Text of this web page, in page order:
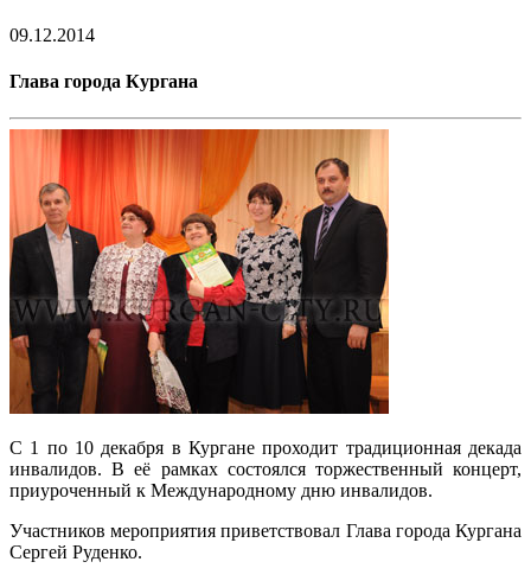
09.12.2014
Глава города Кургана
С 1 по 10 декабря в Кургане проходит традиционная декада
инвалидов. В её рамках состоялся торжественный концерт,
приуроченный к Международному дню инвалидов.
Участников мероприятия приветствовал Глава города Кургана
Сергей Руденко.